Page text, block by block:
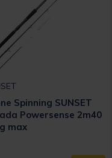
Spinning SUNSET
Powersense 2m40
max